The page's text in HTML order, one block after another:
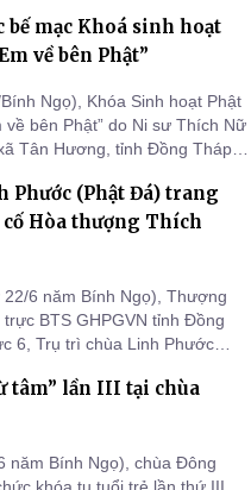
có hoàn cảnh khó khăn, với
mạc Khoá sinh hoạt
về bên Phật”
Ngọ), Khóa Sinh hoạt Phật
bên Phật” do Ni sư Thích Nữ
Tân Hương, tỉnh Đồng Tháp)
em tu sinh.
Phước (Phật Đá) trang
Hòa thượng Thích
6 năm Bính Ngọ), Thượng
BTS GHPGVN tỉnh Đồng
6, Trụ trì chùa Linh Phước
nhật cố Hòa thượng Thích
tâm” lần III tại chùa
năm Bính Ngọ), chùa Đông